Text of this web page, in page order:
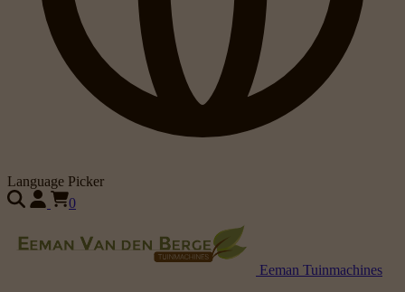
Language Picker
0
Eeman Tuinmachines